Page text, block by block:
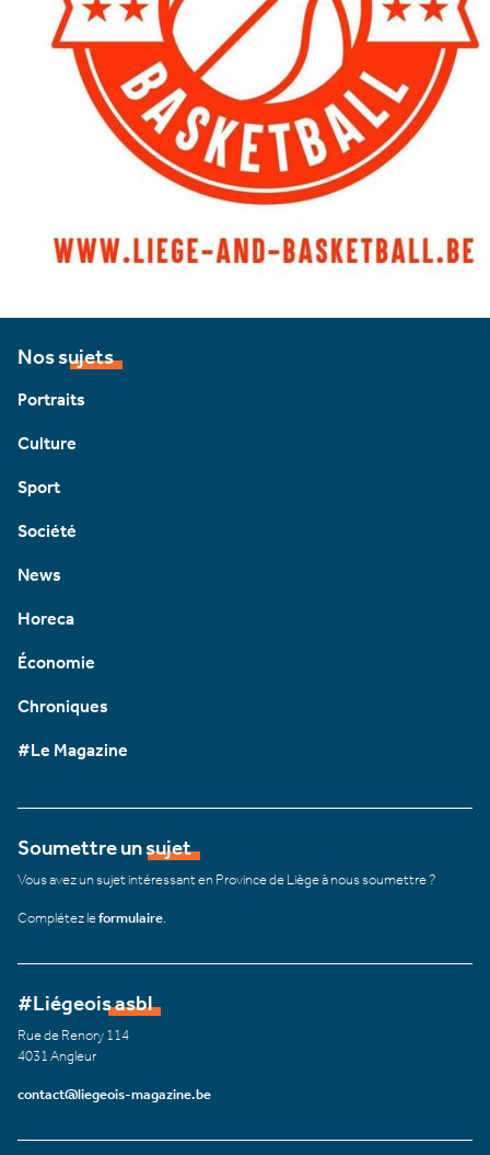
Nos sujets
Portraits
Culture
Sport
Société
News
Horeca
Économie
Chroniques
#Le Magazine
Soumettre un sujet
Vous avez un sujet intéressant en Province de Liège à nous soumettre ?
Complétez leformulaire
#Liégeois asbl
Rue de Renory 114
4031 Angleur
contact@liegeois-magazine.be